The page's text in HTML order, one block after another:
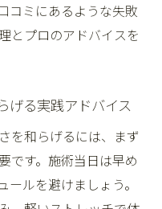
コミにあるような失敗
とプロのアドバイスを
げる実践アドバイス
を和らげるには、まず
です。施術当日は早め
ルを避けましょう。